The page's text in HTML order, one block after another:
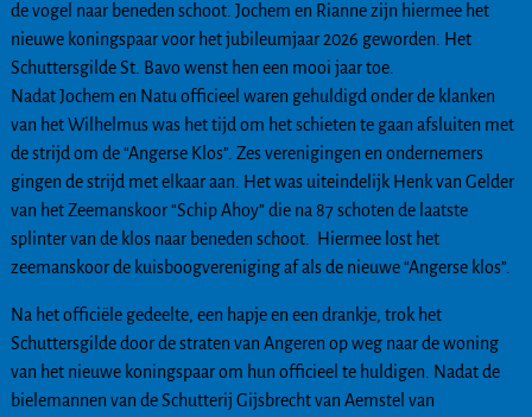
de vogel naar beneden schoot. Jochem en Rianne zijn hiermee het
nieuwe koningspaar voor het jubileumjaar 2026 geworden. Het
Schuttersgilde St. Bavo wenst hen een mooi jaar toe.
Nadat Jochem en Natu officieel waren gehuldigd onder de klanken
van het Wilhelmus was het tijd om het schieten te gaan afsluiten met
de strijd om de “Angerse Klos”. Zes verenigingen en ondernemers
gingen de strijd met elkaar aan. Het was uiteindelijk Henk van Gelder
van het Zeemanskoor “Schip Ahoy” die na 87 schoten de laatste
splinter van de klos naar beneden schoot. Hiermee lost het
zeemanskoor de kuisboogvereniging af als de nieuwe “Angerse klos”.
Na het officiële gedeelte, een hapje en een drankje, trok het
Schuttersgilde door de straten van Angeren op weg naar de woning
van het nieuwe koningspaar om hun officieel te huldigen. Nadat de
bielemannen van de Schutterij Gijsbrecht van Aemstel van